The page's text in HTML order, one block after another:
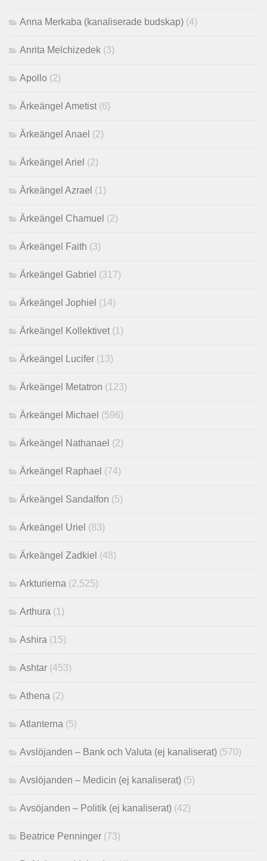
Anna Merkaba (kanaliserade budskap) (4)
Anrita Melchizedek (3)
Apollo (2)
Ärkeängel Ametist(6)
Ärkeängel Anael (2)
Ärkeängel Ariel (2)
Ärkeängel Azrael (1)
Ärkeängel Chamuel (2)
Ärkeängel Faith (3)
Ärkeängel Gabriel (317)
Ärkeängel Jophiel (14)
Ärkeängel Kollektivet(1)
Ärkeängel Lucifer (13)
Ärkeängel Metatron (123)
Ärkeängel Michael (596)
Ärkeängel Nathanael (2)
Ärkeängel Raphael (74)
Ärkeängel Sandalfon (5)
Ärkeängel Uriel (83)
Ärkeängel Zadkiel (48)
Arkturierna (2,525)
Arthura (1)
Ashira (15)
Ashtar (453)
Athena (2)
Atlanterna (5)
Avslöjanden – Bank och Valuta (ej kanaliserat) (570)
Avslöjanden – Medicin (ej kanaliserat) (5)
Avsöjanden – Politik (ej kanaliserat) (42)
Beatrice Penninger (73)